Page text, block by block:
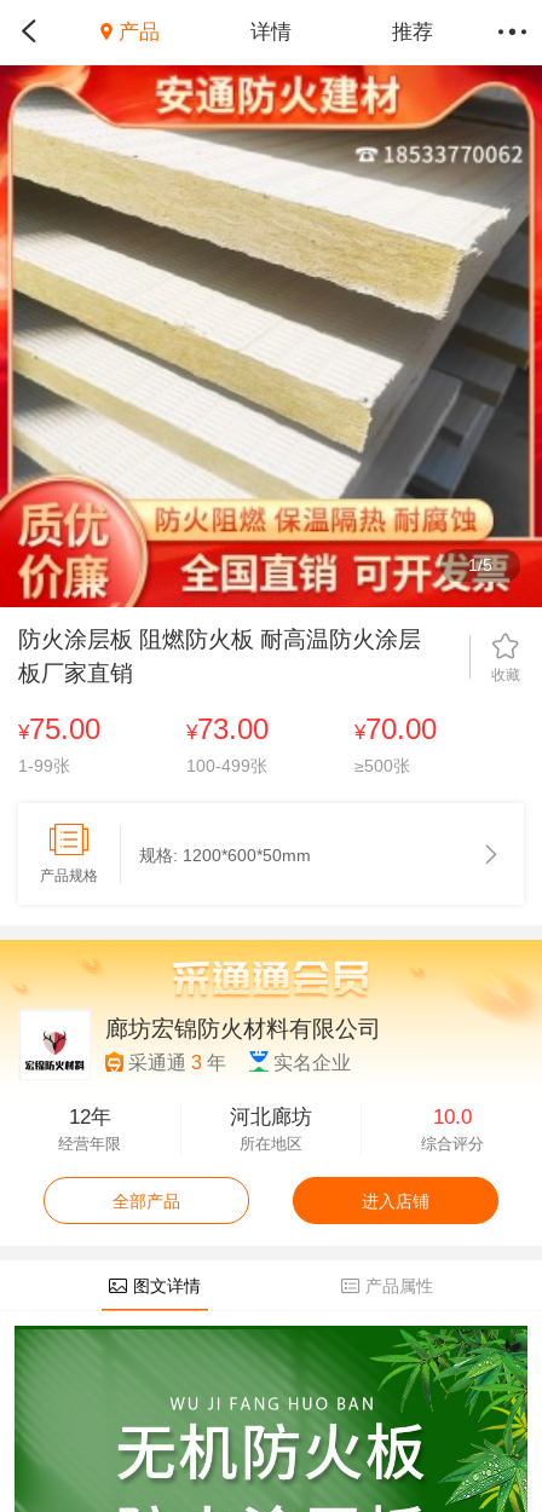
产品 详情 推荐
1/5
防火涂层板 阻燃防火板 耐高温防火涂层
板厂家直销
收藏
¥75.00
1-99张
¥73.00
100-499张
¥70.00
≥500张
产品规格
规格: 1200*600*50mm
廊坊宏锦防火材料有限公司
采通通3 年 实名企业
12年
经营年限
河北廊坊
所在地区
10.0
综合评分
全部产品 进入店铺
图文详情 产品属性